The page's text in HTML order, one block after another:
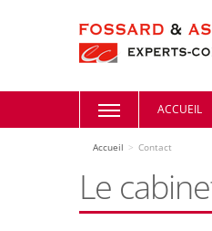
ACCUEIL
Accueil > Contact
Le